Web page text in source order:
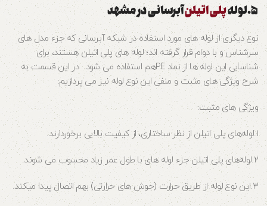
۵.لوله‌ پلی اتیلنآبرسانی در مشهد
نوع دیگری از لوله‌ های مورد استفاده در شبکه آبرسانی که جزء مدل‌ های
سرشناس و با دوام قرار گرفته اند؛ لوله‌ های پلی اتیلن هستند، برای
شناسایی این لوله‌ ها از نماد PEهم استفاده می‌ شود. در این قسمت به
شرح ویژگی‌ های مثبت و منفی این نوع لوله نیز می‌ پردازیم:
ویژگی‌ های مثبت:
۱.لوله‌های پلی اتیلن از نظر ساختاری، از کیفیت بالایی برخوردارند.
۲.لوله‌های پلی اتیلن جزء لوله‌ های با طول عمر زیاد محسوب می‌ شوند.
۳.این نوع لوله از طریق حرارت (جوش های حرارتی) بهم اتصال پیدا میکند.